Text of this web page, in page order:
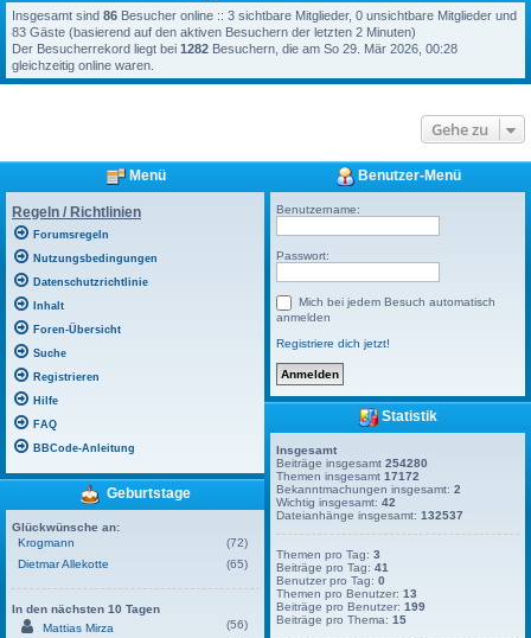
Insgesamt sind 86 Besucher online :: 3 sichtbare Mitglieder, 0 unsichtbare Mitglieder und
83 Gäste (basierend auf den aktiven Besuchern der letzten 2 Minuten)
Der Besucherrekord liegt bei 1282 Besuchern, die am So 29. Mär 2026, 00:28
gleichzeitig online waren.
Gehe zu
Menü
Regeln / Richtlinien
Forumsregeln
Nutzungsbedingungen
Datenschutzrichtlinie
Inhalt
Foren-Übersicht
Suche
Registrieren
Hilfe
FAQ
BBCode-Anleitung
Geburtstage
Glückwünsche an:
Krogmann
(72)
Dietmar Allekotte
(65)
In den nächsten 10 Tagen
Mattias Mirza
(56)
Benutzer-Menü
Benutzername:
Passwort:
Mich bei jedem Besuch automatisch
anmelden
Registriere dich jetzt!
Statistik
Insgesamt
Beiträge insgesamt254280
Themen insgesamt17172
Bekanntmachungen insgesamt:2
Wichtig insgesamt:42
Dateianhänge insgesamt:132537
Themen pro Tag:3
Beiträge pro Tag:41
Benutzer pro Tag:0
Themen pro Benutzer:13
Beiträge pro Benutzer:199
Beiträge pro Thema:15